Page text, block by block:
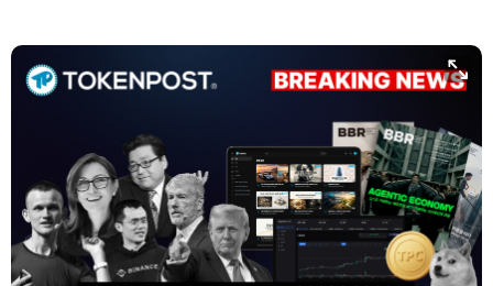
Solana (SOL) ₩104,739(+0.65%)
Hyperliquid (HYPE) ₩77,400(-3.19%)
Dogecoin (DOGE) ₩99.37(+1.13%)
Bitcoin (BTC) ₩ 92,344,644(+0.49%)